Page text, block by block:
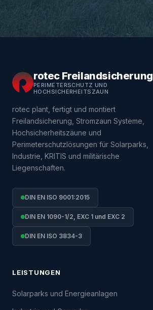
rotec Freilandsicherung
PERIMETERSCHUTZ UND
HOCHSICHERHEITSZAUN
rotec plant, fertigt und montiert
Freilandsicherung, Stromzaun Systeme,
Hochsicherheitszäune und
Perimeterschutzlösungen für Solarparks,
Industrie, KRITIS und militärische
Liegenschaften.
DIN EN ISO 9001:2015
DIN EN 1090-1/2, EXC 1 und EXC 2
DIN EN ISO 3834-3
LEISTUNGEN
Solarparks und Energieanlagen